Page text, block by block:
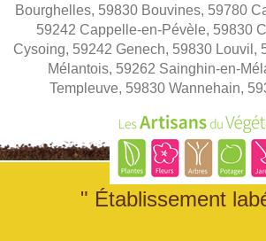
Bourghelles, 59830 Bouvines, 59780
59242 Cappelle-en-Pévèle, 59830
Cysoing, 59242 Genech, 59830 Louvil,
Mélantois, 59262 Sainghin-en-
Templeuve, 59830 Wannehain,
" Établissement